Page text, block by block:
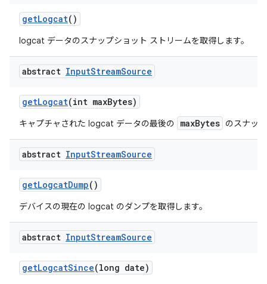
getLogcat()
logcat データのスナップショット ストリームを取得します。
abstract InputStreamSource
getLogcat(int maxBytes)
キャプチャされた logcat データの最後の maxBytes のスナッ
abstract InputStreamSource
getLogcatDump()
デバイスの現在の logcat のダンプを取得します。
abstract InputStreamSource
getLogcatSince(long date)